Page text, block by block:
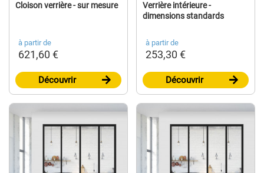
Cloison verrière - sur mesure
à partir de
621,60 €
Découvrir
Verrière intérieure -
dimensions standards
à partir de
253,30 €
Découvrir